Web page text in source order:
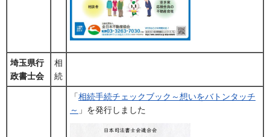
埼玉県行
政書士会
相
続
「相続手続チェックブック～想いをバトンタッチ
～ 」を発行しました